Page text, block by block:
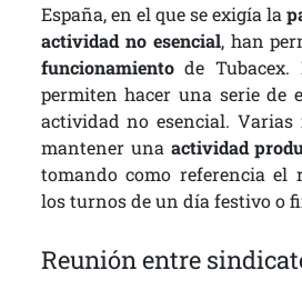
España, en el que se exigía la
actividad no esencial, han
funcionamientode Tubacex.
permiten hacer una serie de
actividad no esencial.
mantener una actividad
tomando como referencia el
los turnos de un día festivo o
Reunión entre